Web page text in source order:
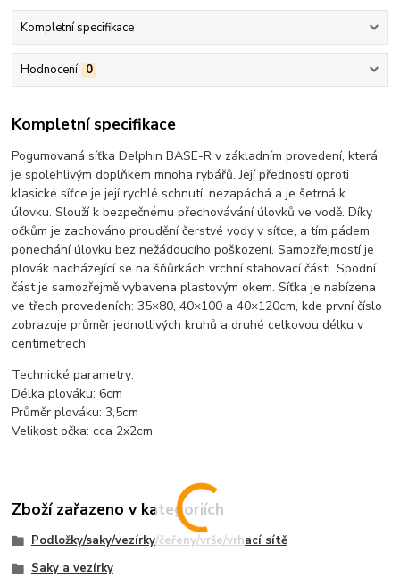
Kompletní specifikace
Hodnocení 0
Kompletní specifikace
Pogumovaná síťka Delphin BASE-R v základním provedení, která
je spolehlivým doplňkem mnoha rybářů. Její předností oproti
klasické síťce je její rychlé schnutí, nezapáchá a je šetrná k
úlovku. Slouží k bezpečnému přechovávání úlovků ve vodě. Díky
očkům je zachováno proudění čerstvé vody v síťce, a tím pádem
ponechání úlovku bez nežádoucího poškození. Samozřejmostí je
plovák nacházející se na šňůrkách vrchní stahovací části. Spodní
část je samozřejmě vybavena plastovým okem. Síťka je nabízena
ve třech provedeních: 35×80, 40×100 a 40×120cm, kde první číslo
zobrazuje průměr jednotlivých kruhů a druhé celkovou délku v
centimetrech.
Technické parametry:
Délka plováku: 6cm
Průměr plováku: 3,5cm
Velikost očka: cca 2x2cm
Zboží zařazeno v kategoriích
Podložky/saky/vezírky/čeřeny/vrše/vrhací sítě
Saky a vezírky